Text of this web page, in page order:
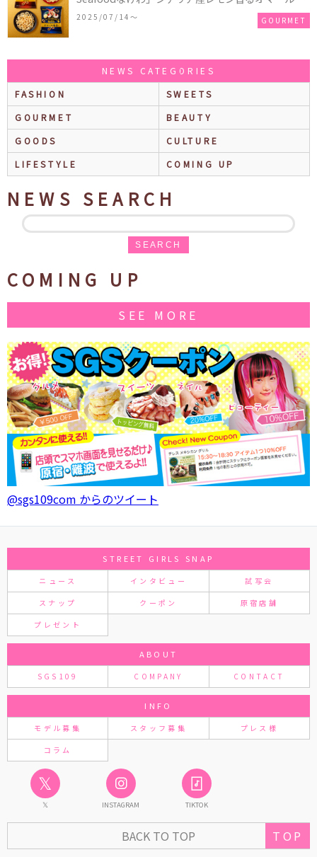
老味、安曇野産わさび香るうに味が期間限定で新発
2025/07/14〜 GOURMET
NEWS CATEGORIES
FASHION
SWEETS
GOURMET
BEAUTY
GOODS
CULTURE
LIFESTYLE
COMING UP
NEWS SEARCH
SEARCH
COMING UP
SEE MORE
@sgs109com からのツイート
STREET GIRLS SNAP
ニュース インタビュー 試写会
スナップ クーポン 原宿店舗
プレゼント
ABOUT
SGS109 COMPANY CONTACT
INFO
モデル募集 スタッフ募集 プレス様
コラム
𝕏
𝕏 INSTAGRAM TIKTOK
BACK TO TOP TOP